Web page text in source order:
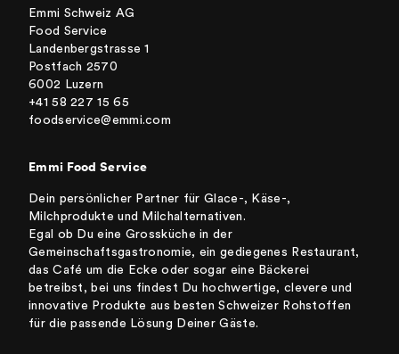
Emmi Schweiz AG
Food Service
Landenbergstrasse 1
Postfach 2570
6002 Luzern
+41 58 227 15 65
foodservice@emmi.com
Emmi Food Service
Dein persönlicher Partner für Glace-, Käse-,
Milchprodukte und Milchalternativen.
Egal ob Du eine Grossküche in der
Gemeinschaftsgastronomie, ein gediegenes Restaurant,
das Café um die Ecke oder sogar eine Bäckerei
betreibst, bei uns findest Du hochwertige, clevere und
innovative Produkte aus besten Schweizer Rohstoffen
für die passende Lösung Deiner Gäste.